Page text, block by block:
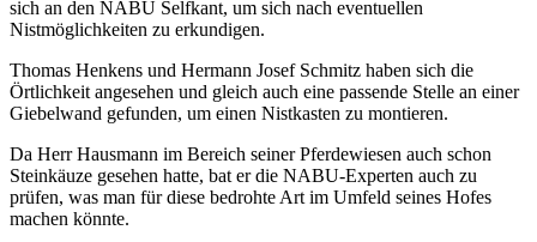
sich an den NABU Selfkant, um sich nach eventuellen
Nistmöglichkeiten zu erkundigen.
Thomas Henkens und Hermann Josef Schmitz haben sich die
Örtlichkeit angesehen und gleich auch eine passende Stelle an einer
Giebelwand gefunden, um einen Nistkasten zu montieren.
Da Herr Hausmann im Bereich seiner Pferdewiesen auch schon
Steinkäuze gesehen hatte, bat er die NABU-Experten auch zu
prüfen, was man für diese bedrohte Art im Umfeld seines Hofes
machen könnte.